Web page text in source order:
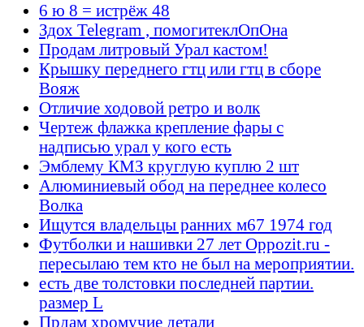
6 ю 8 = истрёж 48
Здох Telegram , помогитеклОпОна
Продам литровый Урал кастом!
Крышку переднего гтц или гтц в сборе
Вояж
Отличие ходовой ретро и волк
Чертеж флажка крепление фары с
надписью урал у кого есть
Эмблему КМЗ круглую куплю 2 шт
Алюминиевый обод на переднее колесо
Волка
Ищутся владельцы ранних м67 1974 год
Футболки и нашивки 27 лет Oppozit.ru -
пересылаю тем кто не был на мероприятии.
есть две толстовки последней партии.
размер L
Прдам хромучие детали